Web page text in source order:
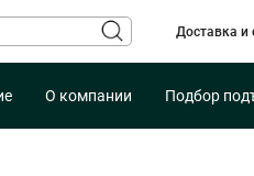
Доставка и
О компании Подбор